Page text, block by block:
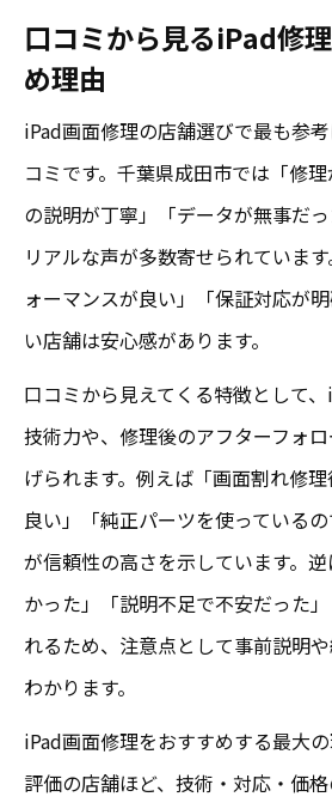
口コミから見るiPad修
め理由
iPad画面修理の店舗選びで最も参
コミです。千葉県成田市では「修
の説明が丁寧」「データが無事だ
リアルな声が多数寄せられていま
ォーマンスが良い」「保証対応が
い店舗は安心感があります。
口コミから見えてくる特徴として
技術力や、修理後のアフターフォ
げられます。例えば「画面割れ修
良い」「純正パーツを使っている
が信頼性の高さを示しています。
かった」「説明不足で不安だった
れるため、注意点として事前説明
わかります。
iPad画面修理をおすすめする最大
評価の店舗ほど、技術・対応・価